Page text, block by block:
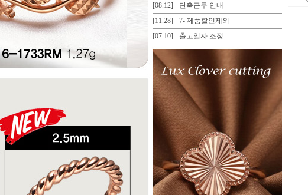
[08.12]
단축근무 안내
[11.28]
7- 제품할인제외
[07.10]
출고일자 조정